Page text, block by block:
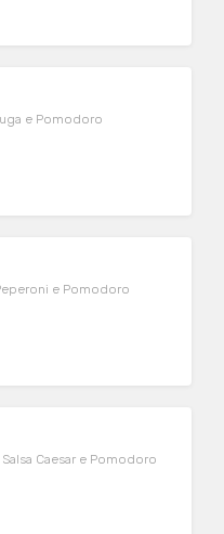
e Pomodoro
e Pomodoro
Caesar e Pomodoro